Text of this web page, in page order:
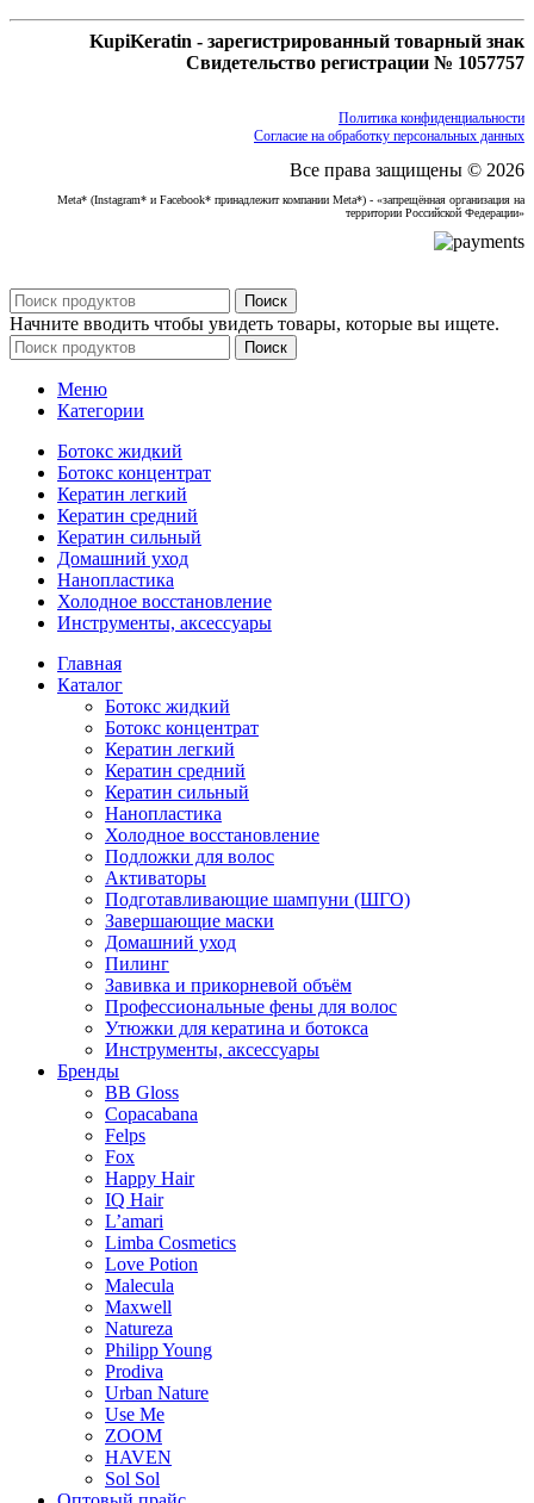
KupiKeratin - зарегистрированный товарный знак
Свидетельство регистрации № 1057757
Политика конфиденциальности
Согласие на обработку персональных данных
Все права защищены © 2026
Meta* (Instagram* и Facebook* принадлежит компании Meta*) - «запрещённая организация на
территории Российской Федерации»
Поиск
Начните вводить чтобы увидеть товары, которые вы ищете.
Поиск
Меню
Категории
Ботокс жидкий
Ботокс концентрат
Кератин легкий
Кератин средний
Кератин сильный
Домашний уход
Нанопластика
Холодное восстановление
Инструменты, аксессуары
Главная
Каталог
Ботокс жидкий
Ботокс концентрат
Кератин легкий
Кератин средний
Кератин сильный
Нанопластика
Холодное восстановление
Подложки для волос
Активаторы
Подготавливающие шампуни (ШГО)
Завершающие маски
Домашний уход
Пилинг
Завивка и прикорневой объём
Профессиональные фены для волос
Утюжки для кератина и ботокса
Инструменты, аксессуары
Бренды
BB Gloss
Copacabana
Felps
Fox
Happy Hair
IQ Hair
L’amari
Limba Cosmetics
Love Potion
Malecula
Maxwell
Natureza
Philipp Young
Prodiva
Urban Nature
Use Me
ZOOM
HAVEN
Sol Sol